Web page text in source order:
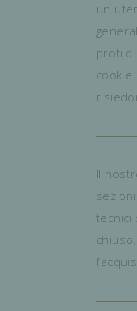
un
profilo
Il
tecnici